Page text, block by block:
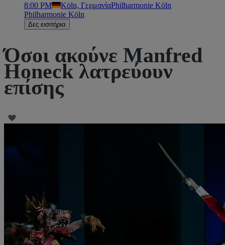
8:00 PM Köln, ΓερμανίαPhilharmonie Köln
Philharmonie Köln
Δες εισιτήρια
Όσοι ακούνε Manfred
Honeck λατρεύουν
επίσης